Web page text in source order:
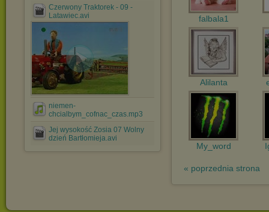
Czerwony Traktorek - 09 -
Latawiec.avi
niemen-
chcialbym_cofnac_czas.mp3
Jej wysokość Zosia 07 Wolny
dzień Bartłomieja.avi
falbala1
Alilanta
My_word
« poprzednia strona